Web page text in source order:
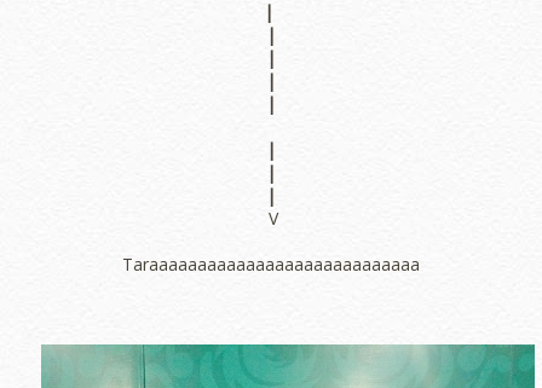
|
|
|
|
|
|
|
|
V
Taraaaaaaaaaaaaaaaaaaaaaaaaaaaa